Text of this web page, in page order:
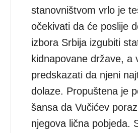
stanovništvom vrlo je
očekivati da će poslije
izbora Srbija izgubiti
kidnapovane države, a
predskazati da njeni
dolaze. Propuštena je
šansa da Vučićev
njegova lična pobjeda.